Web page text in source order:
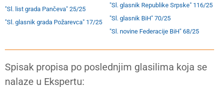
"Sl. list grada Pančeva" 25/25
"Sl. glasnik grada Požarevca" 17/25
"Sl. glasnik Republike Srpske" 116/25
"Sl. glasnik BiH" 70/25
"Sl. novine Federacije BiH" 68/25
Spisak propisa po poslednjim glasilima koja se
nalaze u Ekspertu: